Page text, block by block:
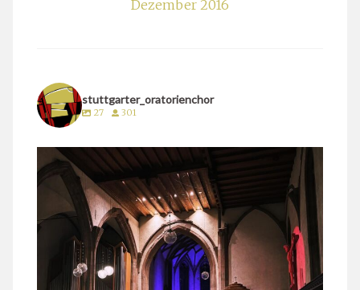
Dezember 2016
stuttgarter_oratorienchor
27 301
stuttgarter_oratorienchor
März 24